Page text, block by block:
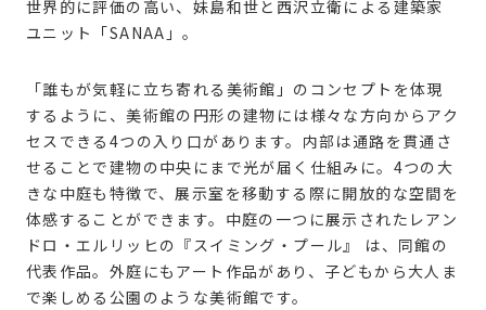
世界的に評価の高い、妹島和世と西沢立衛による建築家
ユニット「SANAA」。
「誰もが気軽に立ち寄れる美術館」のコンセプトを体現
するように、美術館の円形の建物には様々な方向からアク
セスできる4つの入り口があります。内部は通路を貫通さ
せることで建物の中央にまで光が届く仕組みに。4つの大
きな中庭も特徴で、展示室を移動する際に開放的な空間を
体感することができます。中庭の一つに展示されたレアン
ドロ・エルリッヒの『スイミング・プール』 は、同館の
代表作品。外庭にもアート作品があり、子どもから大人ま
で楽しめる公園のような美術館です。